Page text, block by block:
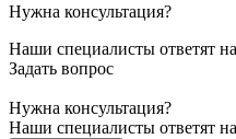
Нужна консультация?
Наши специалисты ответят
Задать вопрос
Нужна консультация?
Наши специалисты ответят